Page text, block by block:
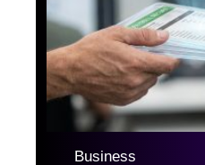
Business